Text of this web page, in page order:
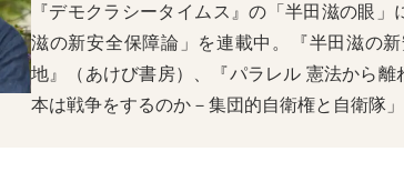
『デモクラシータイムス』の「半田滋の眼
滋の新安全保障論」を連載中。『半田滋の
地』（あけび書房）、『パラレル 憲法から離
本は戦争をするのか－集団的自衛権と自衛隊